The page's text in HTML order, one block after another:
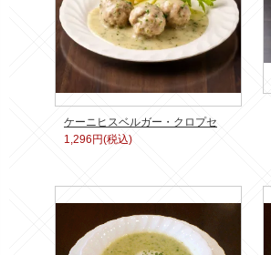
ケーニヒスベルガー・クロプセ
1,296円(税込)